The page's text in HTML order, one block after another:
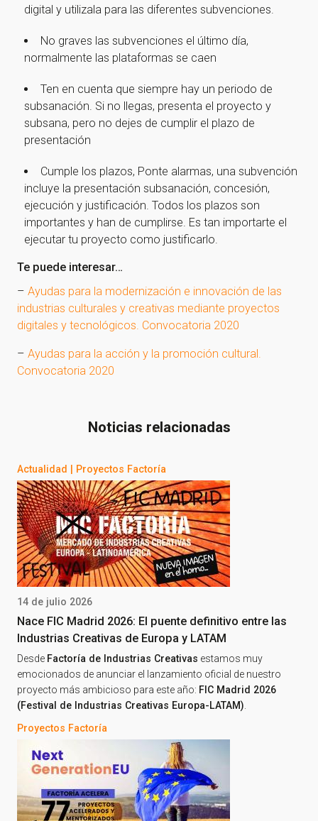
digital y utilizala para las diferentes subvenciones.
No graves las subvenciones el último día,
normalmente las plataformas se caen
Ten en cuenta que siempre hay un periodo de
subsanación. Si no llegas, presenta el proyecto y
subsana, pero no dejes de cumplir el plazo de
presentación
Cumple los plazos, Ponte alarmas, una subvención
incluye la presentación subsanación, concesión,
ejecución y justificación. Todos los plazos son
importantes y han de cumplirse. Es tan importarte el
ejecutar tu proyecto como justificarlo.
Te puede interesar…
–Ayudas para la modernización e innovación de las
industrias culturales y creativas mediante proyectos
digitales y tecnológicos. Convocatoria 2020
–Ayudas para la acción y la promoción cultural.
Convocatoria 2020
Noticias relacionadas
Actualidad | Proyectos Factoría
14 de julio 2026
Nace FIC Madrid 2026: El puente definitivo entre las
Industrias Creativas de Europa y LATAM
Desde Factoría de Industrias Creativas estamos muy
emocionados de anunciar el lanzamiento oficial de nuestro
proyecto más ambicioso para este año: FIC Madrid 2026
(Festival de Industrias Creativas Europa-LATAM)
Proyectos Factoría